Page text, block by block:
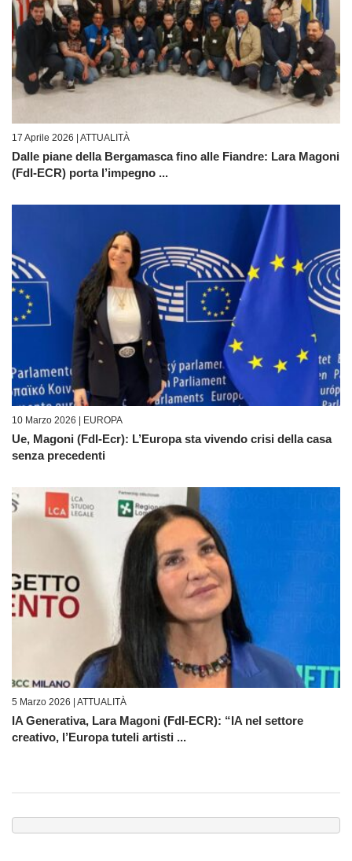
17 Aprile 2026 | ATTUALITÀ
Dalle piane della Bergamasca fino alle Fiandre: Lara Magoni
(FdI-ECR) porta l’impegno ...
10 Marzo 2026 | EUROPA
Ue, Magoni (FdI-Ecr): L’Europa sta vivendo crisi della casa
senza precedenti
5 Marzo 2026 | ATTUALITÀ
IA Generativa, Lara Magoni (FdI-ECR): “IA nel settore
creativo, l’Europa tuteli artisti ...